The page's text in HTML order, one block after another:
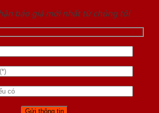
báo giá mới nhất từ chúng tôi